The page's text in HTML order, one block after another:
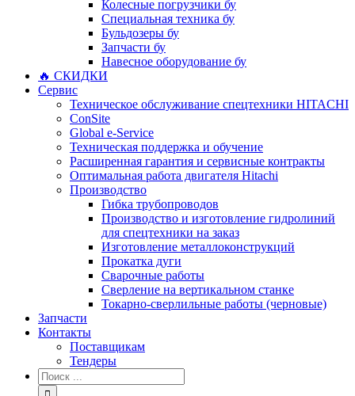
Колесные погрузчики бу
Специальная техника бу
Бульдозеры бу
Запчасти бу
Навесное оборудование бу
🔥 СКИДКИ
Сервис
Техническое обслуживание спецтехники HITACHI
ConSite
Global e-Service
Техническая поддержка и обучение
Расширенная гарантия и сервисные контракты
Оптимальная работа двигателя Hitachi
Производство
Гибка трубопроводов
Производство и изготовление гидролиний
для спецтехники на заказ
Изготовление металлоконструкций
Прокатка дуги
Сварочные работы
Сверление на вертикальном станке
Токарно-сверлильные работы (черновые)
Запчасти
Контакты
Поставщикам
Тендеры
Результат
поиска: